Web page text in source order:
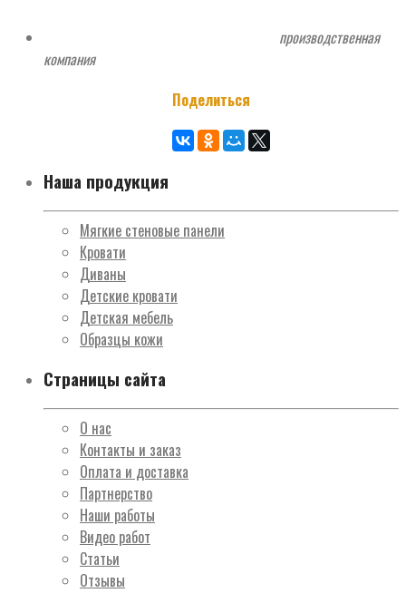
производственная
компания
Поделиться
Наша продукция
Мягкие стеновые панели
Кровати
Диваны
Детские кровати
Детская мебель
Образцы кожи
Страницы сайта
О нас
Контакты и заказ
Оплата и доставка
Партнерство
Наши работы
Видео работ
Статьи
Отзывы